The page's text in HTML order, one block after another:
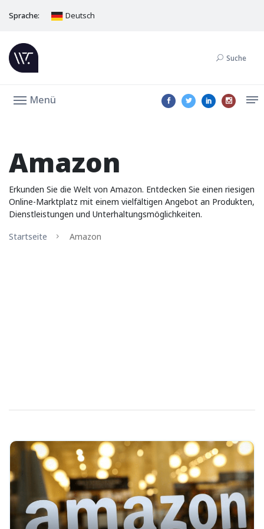
Sprache: Deutsch
Suche
Menü
Amazon
Erkunden Sie die Welt von Amazon. Entdecken Sie einen riesigen
Online-Marktplatz mit einem vielfältigen Angebot an Produkten,
Dienstleistungen und Unterhaltungsmöglichkeiten.
Startseite
Amazon